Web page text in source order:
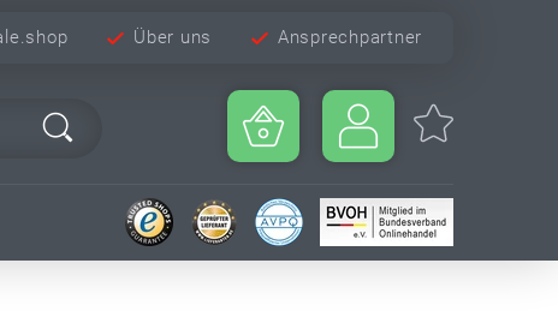
Über uns Ansprechpartner